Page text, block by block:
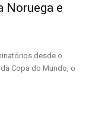
Noruega e
desde o
Copa do Mundo, o